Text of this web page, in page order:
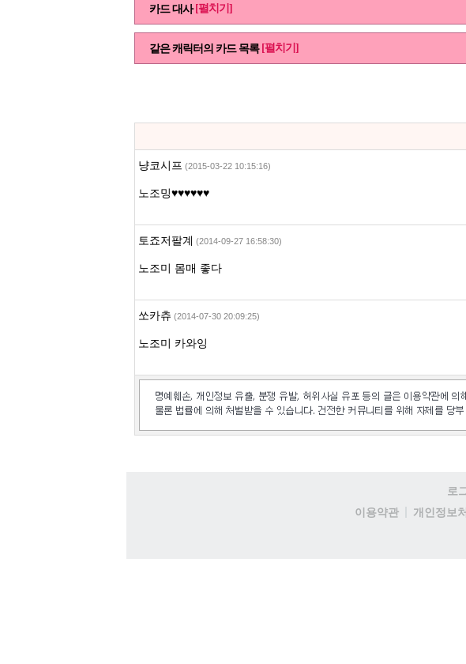
카드 대사 [펼치기]
같은 캐릭터의 카드 목록 [펼치기]
냥코시프 (2015-03-22 10:15:16)
노조밍♥♥♥♥♥♥
토죠저팔계 (2014-09-27 16:58:30)
노조미 몸매 좋다
쏘카츄 (2014-07-30 20:09:25)
노조미 카와잉
로
이용약관
개인정보